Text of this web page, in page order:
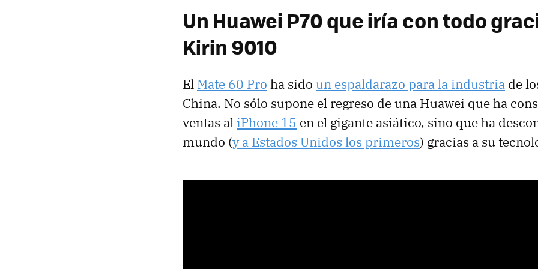
Un Huawei P70 que iría con todo
Kirin 9010
El Mate 60 Pro ha sido un espaldarazo para la industria de
China. No sólo supone el regreso de una Huawei que ha
ventas al iPhone 15 en el gigante asiático, sino que ha
mundo (y a Estados Unidos los primeros) gracias a su